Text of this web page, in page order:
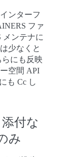
ンターフ
ファ
メンテナに
少なくと
にも反映
空間 API
にも Cc し
付な
み